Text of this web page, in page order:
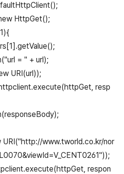
HttpGet();
= " + url);
URI(url));
resp
www.tworld.co.kr/nor
respon